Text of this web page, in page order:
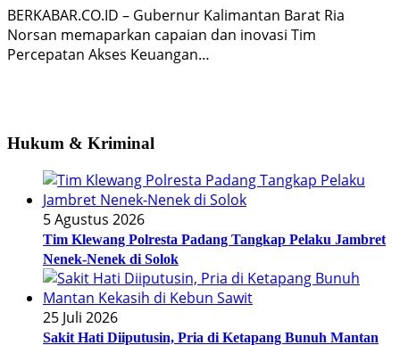
BERKABAR.CO.ID – Gubernur Kalimantan Barat Ria
Norsan memaparkan capaian dan inovasi Tim
Percepatan Akses Keuangan…
Hukum & Kriminal
5 Agustus 2026
Tim Klewang Polresta Padang Tangkap Pelaku Jambret
Nenek-Nenek di Solok
25 Juli 2026
Sakit Hati Diiputusin, Pria di Ketapang Bunuh Mantan